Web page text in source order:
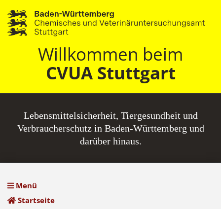
Willkommen beim
CVUA Stuttgart
Lebensmittel­sicherheit, Tiergesundheit und
Verbraucherschutz in Baden-Württemberg und
darüber hinaus.
Menü
Startseite